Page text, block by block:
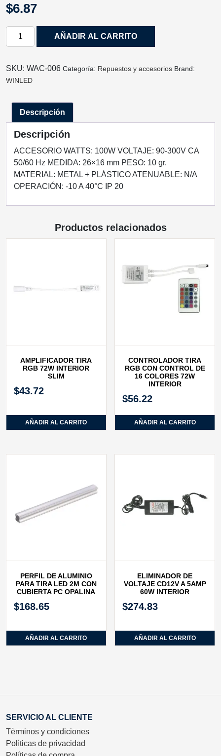
$6.87
CONECTOR
CERAMICA
CON
cantidad
AÑADIR AL CARRITO
SKU: WAC‐006 Categoría: Repuestos y accesorios Brand:
WINLED
Descripción
Descripción
ACCESORIO WATTS: 100W VOLTAJE: 90-300V CA
50/60 Hz MEDIDA: 26×16 mm PESO: 10 gr.
MATERIAL: METAL + PLÁSTICO ATENUABLE: N/A
OPERACIÓN: -10 A 40°C IP 20
Productos relacionados
AMPLIFICADOR TIRA
RGB 72W INTERIOR
SLIM
$43.72
AÑADIR AL CARRITO
CONTROLADOR TIRA
RGB CON CONTROL DE
16 COLORES 72W
INTERIOR
$56.22
AÑADIR AL CARRITO
PERFIL DE ALUMINIO
PARA TIRA LED 2M CON
CUBIERTA PC OPALINA
$168.65
AÑADIR AL CARRITO
ELIMINADOR DE
VOLTAJE CD12V A 5AMP
60W INTERIOR
$274.83
AÑADIR AL CARRITO
SERVICIO AL CLIENTE
Tèrminos y condiciones
Polìticas de privacidad